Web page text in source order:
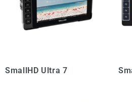
SmallHD Ultra 7